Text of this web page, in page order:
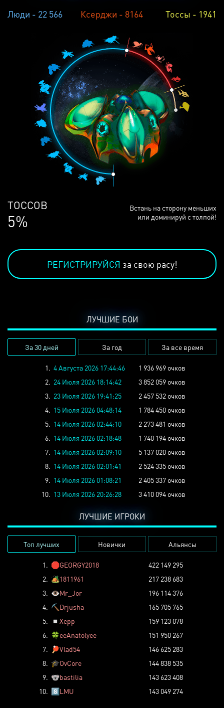
Люди - 22 566 Ксерджи - 8164 Тоссы - 1941
ЛЮДЕЙ
69%
Встань на сторону меньших
или доминируй с толпой!
РЕГИСТРИРУЙСЯ за свою расу!
ЛУЧШИЕ БОИ
За 30 дней За год За все время
1. 4 Августа 2026 17:44:46
1 936 969 очков
2. 24 Июля 2026 18:14:42
3 852 059 очков
3. 23 Июля 2026 19:41:25
2 457 532 очков
4. 15 Июля 2026 04:48:14
1 784 450 очков
5. 14 Июля 2026 02:44:10
2 273 481 очков
6. 14 Июля 2026 02:18:48
1 740 194 очков
7. 14 Июля 2026 02:09:10
5 137 020 очков
8. 14 Июля 2026 02:01:41
2 524 335 очков
9. 14 Июля 2026 01:08:21
2 405 337 очков
10. 13 Июля 2026 20:26:28 3 410 094 очков
ЛУЧШИЕ ИГРОКИ
Топ лучших Новички Альянсы
1. 🛑GEORGY2018
422 149 295
2. 🏕️1811961
217 238 683
3. 👁️Mr_Jor
196 114 376
4. ⛏️ Drjusha
165 705 765
5.
◽ Xepp
159 123 078
6. 🍀eeAnatolyee
151 950 267
7.
🏓Vlad54
146 625 283
8. 🎓OvCore
144 838 535
9. 🐨bastilia
143 623 408
10. 8️⃣LMU 143 049 274